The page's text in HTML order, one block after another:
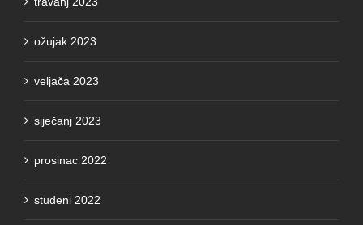
ožujak 2023
veljača 2023
siječanj 2023
prosinac 2022
studeni 2022